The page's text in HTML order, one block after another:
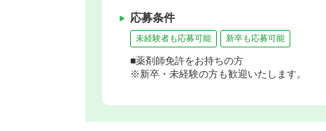
応募条件
未経験者も応募可能 新卒も応募可能
■薬剤師免許をお持ちの方
※新卒・未経験の方も歓迎いたします。